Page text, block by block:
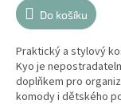
Do košíku
Praktický a stylový
Kyo je
doplňkem pro
komody i dětského